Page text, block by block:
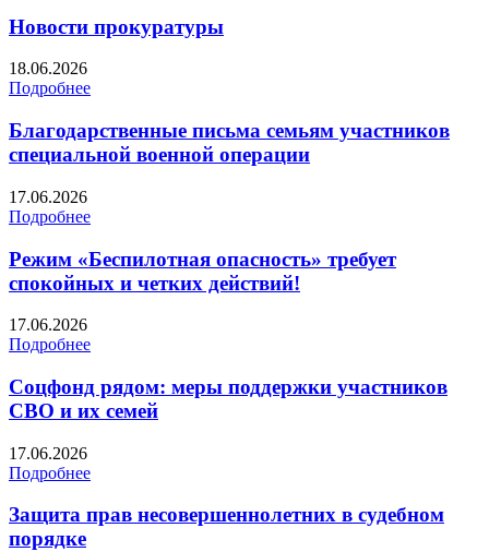
Новости прокуратуры
18.06.2026
Подробнее
Благодарственные письма семьям участников
специальной военной операции
17.06.2026
Подробнее
Режим «Беспилотная опасность» требует
спокойных и четких действий!
17.06.2026
Подробнее
Соцфонд рядом: меры поддержки участников
СВО и их семей
17.06.2026
Подробнее
Защита прав несовершеннолетних в судебном
порядке